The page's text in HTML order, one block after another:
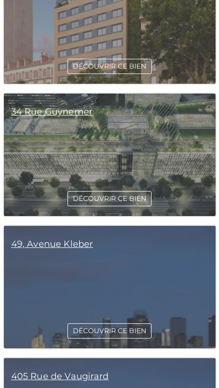
DÉCOUVRIR CE BIEN
34 Rue Guynemer
DÉCOUVRIR CE BIEN
49, Avenue Kleber
DÉCOUVRIR CE BIEN
405 Rue de Vaugirard